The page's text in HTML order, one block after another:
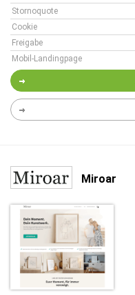
Stornoquote
Cookie
Freigabe
Mobil-Landingpage
Miroar